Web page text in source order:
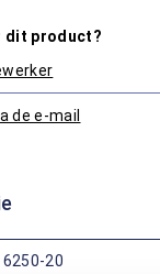
dit product?
de e-mail
20